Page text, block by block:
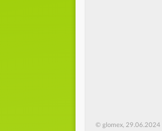
© glomex, 29.06.2024